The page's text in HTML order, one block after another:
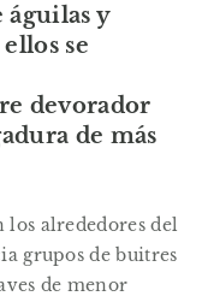
y
se
devorador
de más
alrededores del
grupos de buitres
de menor